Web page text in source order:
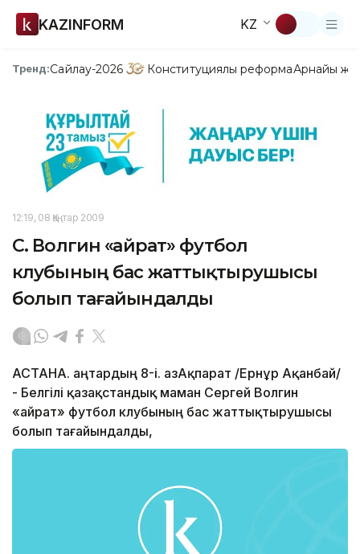
KAZINFORM KZ
Тренд:Сайлау-2026 Конституциялық реформаАрнайы
12:19, 08 Қаңтар 2009
С. Волгин «Қайрат» футбол
клубының бас жаттықтырушысы
болып тағайындалды
АСТАНА. Қаңтардың 8-і. ҚазАқпарат /Ернұр Ақанбай/
- Белгілі қазақстандық маман Сергей Волгин
«Қайрат» футбол клубының бас жаттықтырушысы
болып тағайындалды,